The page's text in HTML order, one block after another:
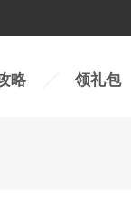
略 领礼包